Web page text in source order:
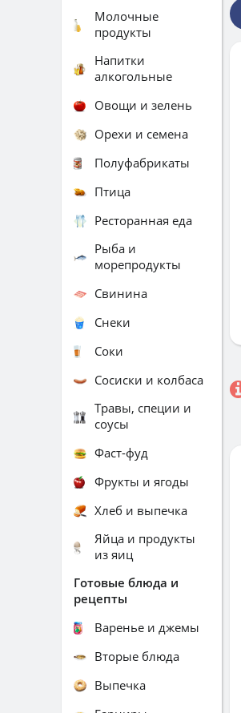
Молочные
продукты
Напитки
алкогольные
Овощи и зелень
Орехи и семена
Полуфабрикаты
Птица
Ресторанная еда
Рыба и
морепродукты
Свинина
Снеки
Соки
Сосиски и колбаса
Травы, специи и
соусы
Фаст-фуд
Фрукты и ягоды
Хлеб и выпечка
Яйца и продукты
из яиц
Готовые блюда и
рецепты
Варенье и джемы
Вторые блюда
Выпечка